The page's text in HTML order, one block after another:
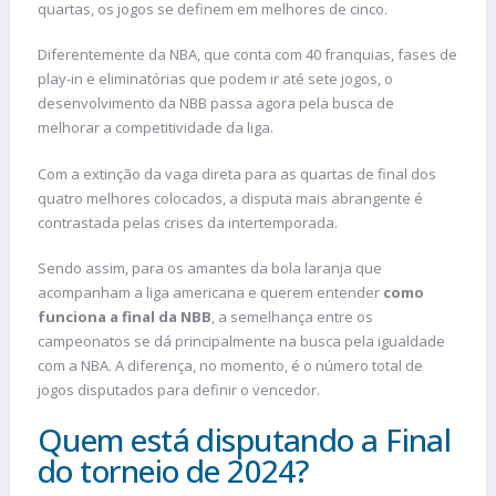
quartas, os jogos se definem em melhores de cinco.
Diferentemente da NBA, que conta com 40 franquias, fases de
play-in e eliminatórias que podem ir até sete jogos, o
desenvolvimento da NBB passa agora pela busca de
melhorar a competitividade da liga.
Com a extinção da vaga direta para as quartas de final dos
quatro melhores colocados, a disputa mais abrangente é
contrastada pelas crises da intertemporada.
Sendo assim, para os amantes da bola laranja que
acompanham a liga americana e querem entender como
funciona a final da NBB, a semelhança entre os
campeonatos se dá principalmente na busca pela igualdade
com a NBA. A diferença, no momento, é o número total de
jogos disputados para definir o vencedor.
Quem está disputando a Final
do torneio de 2024?